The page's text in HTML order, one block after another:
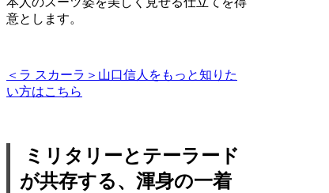
意とします。
＜ラ スカーラ＞山口信人をもっと知りた
い方はこちら
ミリタリーとテーラード
が共存する、渾身の一着